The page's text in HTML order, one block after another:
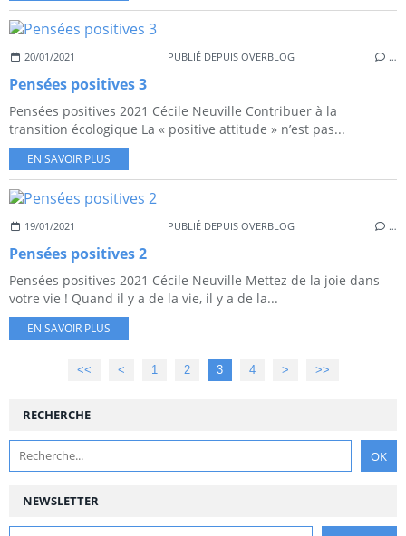
20/01/2021 PUBLIÉ DEPUIS OVERBLOG …
Pensées positives 3
Pensées positives 2021 Cécile Neuville Contribuer à la
transition écologique La « positive attitude » n’est pas...
EN SAVOIR PLUS
19/01/2021 PUBLIÉ DEPUIS OVERBLOG …
Pensées positives 2
Pensées positives 2021 Cécile Neuville Mettez de la joie dans
votre vie ! Quand il y a de la vie, il y a de la...
EN SAVOIR PLUS
<< < 1 2 3 4 > >>
NEWSLETTER
RECHERCHE